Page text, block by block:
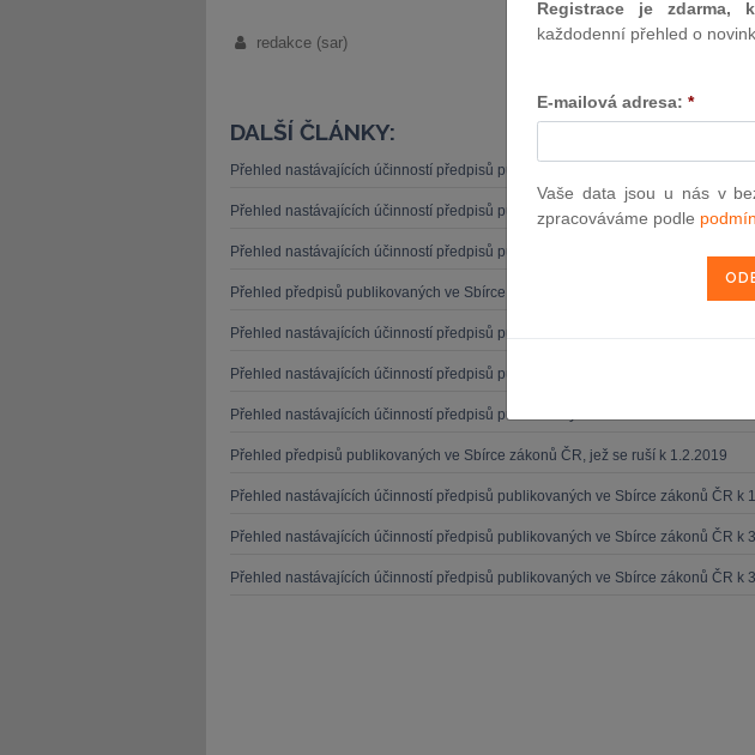
redakce (sar)
DALŠÍ ČLÁNKY:
Přehled nastávajících účinností předpisů publikovaných ve Sbírce zákonů ČR k
Přehled nastávajících účinností předpisů publikovaných ve Sbírce zákonů ČR k
Přehled nastávajících účinností předpisů publikovaných ve Sbírce zákonů ČR k
Přehled předpisů publikovaných ve Sbírce zákonů ČR, jež se ruší k 15.2.2019
Přehled nastávajících účinností předpisů publikovaných ve Sbírce zákonů ČR k
Přehled nastávajících účinností předpisů publikovaných ve Sbírce zákonů ČR k
Přehled nastávajících účinností předpisů publikovaných ve Sbírce zákonů ČR k
Přehled předpisů publikovaných ve Sbírce zákonů ČR, jež se ruší k 1.2.2019
Přehled nastávajících účinností předpisů publikovaných ve Sbírce zákonů ČR k
Přehled nastávajících účinností předpisů publikovaných ve Sbírce zákonů ČR k
Přehled nastávajících účinností předpisů publikovaných ve Sbírce zákonů ČR k
Registrace je zdarma,
každodenní přehled o
E-mailová adresa: *
Vaše data jsou u nás v
zpracováváme podle